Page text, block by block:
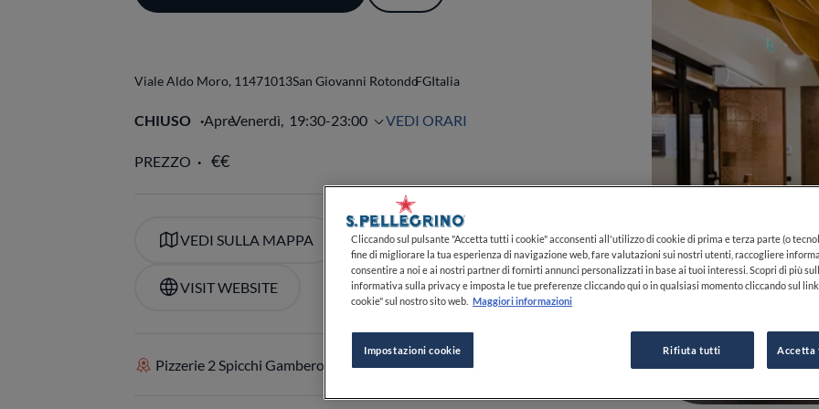
Viale Aldo Moro, 11471013San Giovanni RotondoFGItalia
CHIUSO ApreVenerdì, 19:30-23:00 VEDI ORARI
PREZZO
VEDI SULLA MAPPA +39 0882 420495
VISIT WEBSITE
Pizzerie 2 Spicchi Gambero Rosso
Cliccando sul pulsante "Accetta tutti i cookie" acconsenti all'utilizzo di cookie di prima e terza parte (o
fine di migliorare la tua esperienza di navigazione web, fare valutazioni sui nostri utenti, raccogliere
consentire a noi e ai nostri partner di fornirti annunci personalizzati in base ai tuoi interessi. Scopri di più
informativa sulla privacy e imposta le tue preferenze cliccando qui o in qualsiasi momento cliccando sul link
cookie" sul nostro sito web.